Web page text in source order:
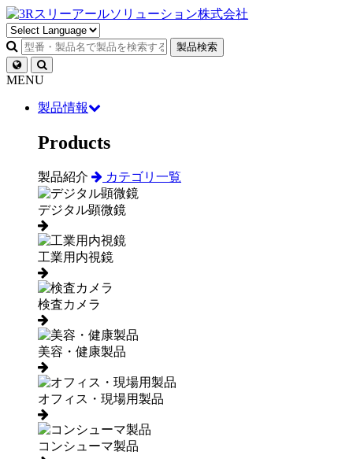
製品検索
MENU
製品情報
Products
製品紹介 カテゴリ一覧
デジタル顕微鏡
工業用内視鏡
検査カメラ
美容・健康製品
オフィス・現場用製品
コンシューマ製品